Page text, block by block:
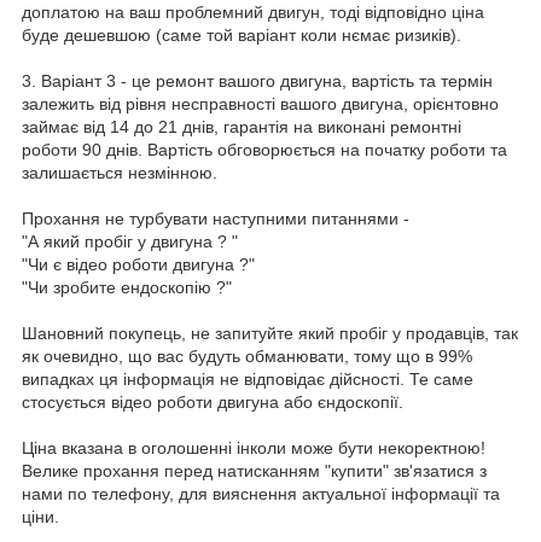
доплатою на ваш проблемний двигун, тоді відповідно ціна
буде дешевшою (саме той варіант коли нємає ризиків).
3. Варіант 3 - це ремонт вашого двигуна, вартість та термін
залежить від рівня несправності вашого двигуна, орієнтовно
займає від 14 до 21 днів, гарантія на виконані ремонтні
роботи 90 днів. Вартість обговорюється на початку роботи та
залишається незмінною.
Прохання не турбувати наступними питаннями -
"А який пробіг у двигуна ? "
"Чи є відео роботи двигуна ?"
"Чи зробите ендоскопію ?"
Шановний покупець, не запитуйте який пробіг у продавців, так
як очевидно, що вас будуть обманювати, тому що в 99%
випадках ця інформація не відповідає дійсності. Те саме
стосується відео роботи двигуна або єндоскопії.
Ціна вказана в оголошенні інколи може бути некоректною!
Велике прохання перед натисканням "купити" зв'язатися з
нами по телефону, для вияснення актуальної інформації та
ціни.